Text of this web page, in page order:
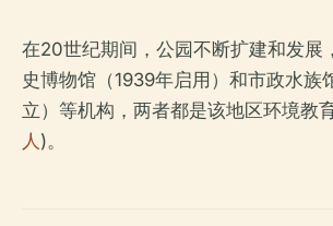
在20世纪期间，公园不断扩建和发展
史博物馆（1939年启用）和市政水族
立）等机构，两者都是该地区环境教
人 )。